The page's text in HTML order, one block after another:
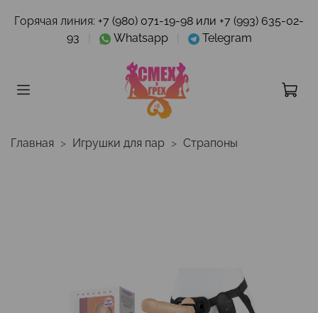
Горячая линия: +7 (980) 071-19-98 или +7 (993) 635-02-
93
Whatsapp Telegram
Главная Игрушки для пар Страпоны